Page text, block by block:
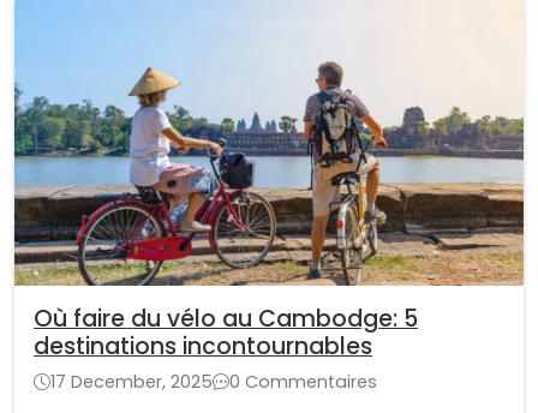
Où faire du vélo au Cambodge: 5
destinations incontournables
17 December, 2025
0 Commentaires